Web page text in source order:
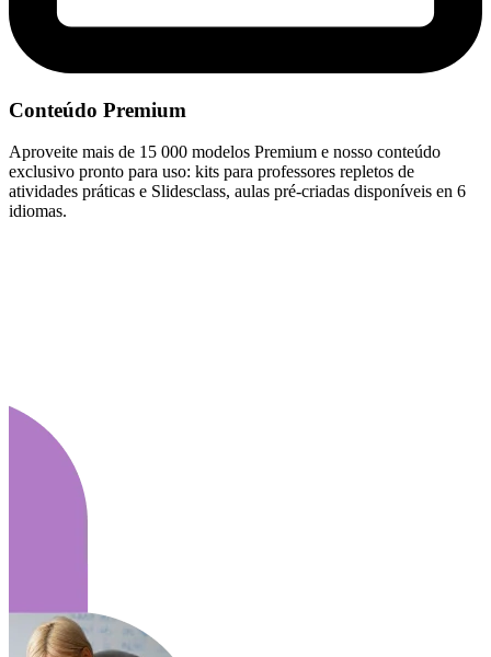
Conteúdo Premium
Aproveite mais de 15 000 modelos Premium e nosso conteúdo
exclusivo pronto para uso: kits para professores repletos de
atividades práticas e Slidesclass, aulas pré-criadas disponíveis en 6
idiomas.